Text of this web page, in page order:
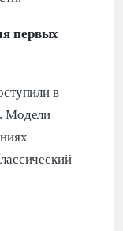
первых
в
Модели